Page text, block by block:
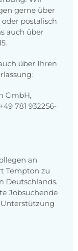
gerne über
postalisch
auch über
über Ihren
GmbH,
781 932256-
an
Tempton zu
Deutschlands.
Jobsuchende